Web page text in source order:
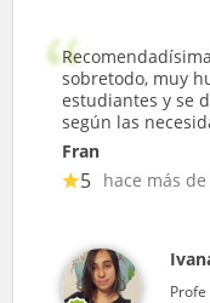
sobretodo, muy
estudiantes y se
según las
Fran
5 hace más